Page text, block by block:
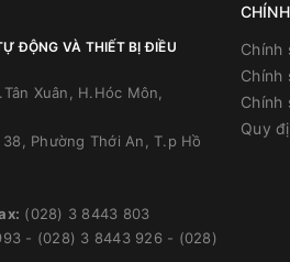
ĐỘNG VÀ THIẾT BỊ ĐIỀU
Xuân, H.Hóc Môn,
Phường Thới An, T.p Hồ
(028) 3 8443 803
- (028) 3 8443 926 - (028)
Chính
Chính
Chính
Quy